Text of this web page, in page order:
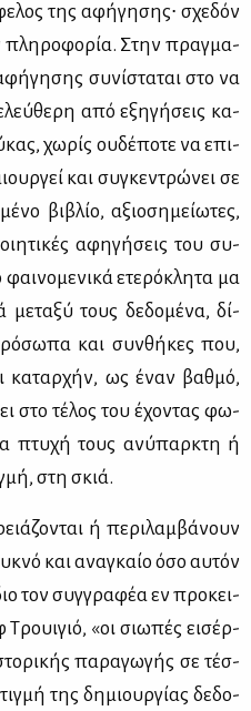
της αφή­γη­σης∙ σχε­δόν
πλη­ρο­φο­ρία. Στην πραγ­μα­
συ­νί­στα­ται στο να
ελεύ­θε­ρη από εξη­γή­σεις κα­
χω­ρίς ου­δέ­πο­τε να επι­
και συ­γκε­ντρώ­νει σε
βι­βλίο, αξιο­ση­μεί­ω­τες,
αφη­γή­σεις του συ­
ετε­ρό­κλη­τα μα
τους δε­δο­μέ­να, δί­
και συν­θή­κες που,
κα­ταρ­χήν, ως έναν βαθ­μό,
στο τέ­λος του έχο­ντας φω­
πτυ­χή τους ανύ­παρ­κτη ή
στη σκιά.
ή πε­ρι­λαμ­βά­νουν
και ανα­γκαίο όσο αυ­τόν
τον συγ­γρα­φέα εν προ­κει­
«οι σιω­πές ει­σέρ­
πα­ρα­γω­γής σε τέσ­
της δη­μιουρ­γί­ας δε­δο­